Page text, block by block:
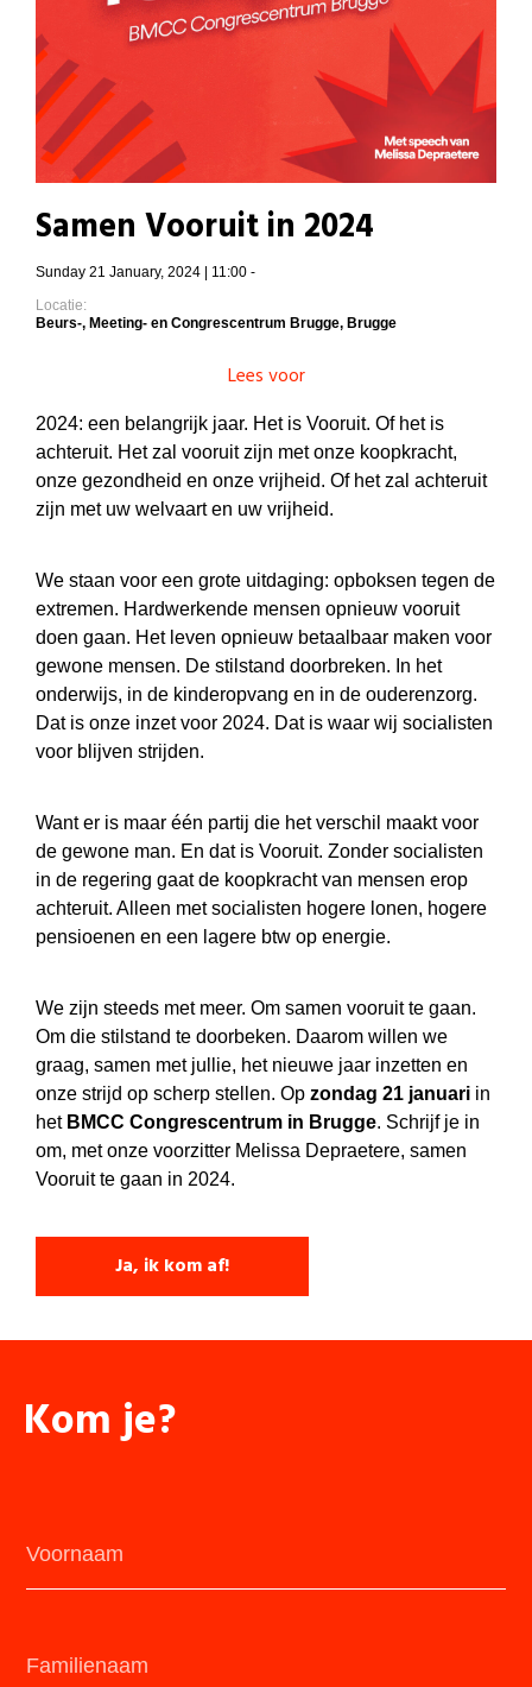
Samen Vooruit in 2024
Sunday 21 January, 2024 | 11:00 -
Locatie:
Beurs-, Meeting- en Congrescentrum Brugge, Brugge
Lees voor
2024: een belangrijk jaar. Het is Vooruit. Of het is
achteruit. Het zal vooruit zijn met onze koopkracht,
onze gezondheid en onze vrijheid. Of het zal achteruit
zijn met uw welvaart en uw vrijheid.
We staan voor een grote uitdaging: opboksen tegen de
extremen. Hardwerkende mensen opnieuw vooruit
doen gaan. Het leven opnieuw betaalbaar maken voor
gewone mensen. De stilstand doorbreken. In het
onderwijs, in de kinderopvang en in de ouderenzorg.
Dat is onze inzet voor 2024. Dat is waar wij socialisten
voor blijven strijden.
Want er is maar één partij die het verschil maakt voor
de gewone man. En dat is Vooruit. Zonder socialisten
in de regering gaat de koopkracht van mensen erop
achteruit. Alleen met socialisten hogere lonen, hogere
pensioenen en een lagere btw op energie.
We zijn steeds met meer. Om samen vooruit te gaan.
Om die stilstand te doorbeken. Daarom willen we
graag, samen met jullie, het nieuwe jaar inzetten en
onze strijd op scherp stellen. Opzondag 21 januari in
het BMCC Congrescentrum in Brugge. Schrijf je in
om, met onze voorzitter Melissa Depraetere, samen
Vooruit te gaan in 2024.
Ja, ik kom af!
Kom je?